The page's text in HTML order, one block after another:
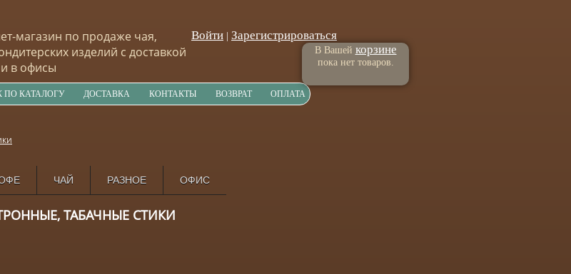
магазин по продаже чая,
изделий с доставкой
в офисы
ПО КАТАЛОГУ ДОСТАВКА КОНТАКТЫ ВОЗВРАТ ОПЛАТА
Войти Зарегистрироваться
В Вашей корзине
пока нет товаров.
ЧАЙ РАЗНОЕ ОФИС
ТАБАЧНЫЕ СТИКИ